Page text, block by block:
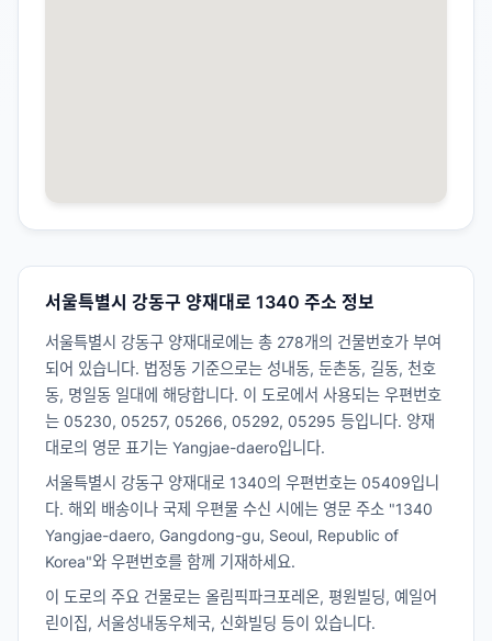
서울특별시 강동구 양재대로 1340 주소 정보
서울특별시 강동구 양재대로에는 총 278개의 건물번호가 부여
되어 있습니다. 법정동 기준으로는 성내동, 둔촌동, 길동, 천호
동, 명일동 일대에 해당합니다. 이 도로에서 사용되는 우편번호
는 05230, 05257, 05266, 05292, 05295 등입니다. 양재
대로의 영문 표기는 Yangjae-daero입니다.
서울특별시 강동구 양재대로 1340의 우편번호는 05409입니
다. 해외 배송이나 국제 우편물 수신 시에는 영문 주소 "1340
Yangjae-daero, Gangdong-gu, Seoul, Republic of
Korea"와 우편번호를 함께 기재하세요.
이 도로의 주요 건물로는 올림픽파크포레온, 평원빌딩, 예일어
린이집, 서울성내동우체국, 신화빌딩 등이 있습니다.